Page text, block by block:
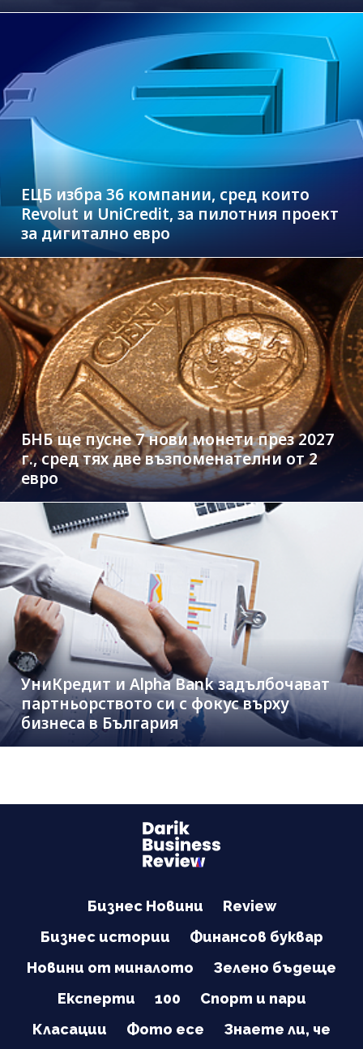
ЕЦБ избра 36 компании, сред които
Revolut и UniCredit, за пилотния проект
за дигитално евро
БНБ ще пусне 7 нови монети през 2027
г., сред тях две възпоменателни от 2
евро
УниКредит и Alpha Bank задълбочават
партньорството си с фокус върху
бизнеса в България
Бизнес Новини
Review
Бизнес истории
Финансов буквар
Новини от миналото
Зелено бъдеще
Експерти
100
Спорт и пари
Класации
Фото есе Знаете ли, че